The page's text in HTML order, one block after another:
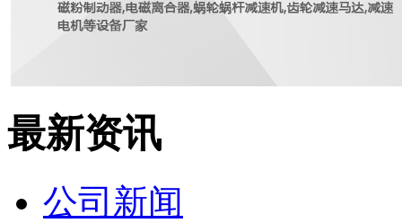
最新资讯
公司新闻